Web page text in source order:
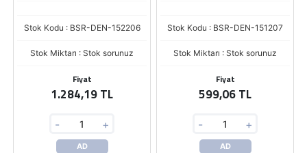
Stok Kodu : BSR-DEN-152206
Stok Miktarı : Stok sorunuz
Fiyat
1.284,19 TL
- +
AD
Stok Kodu : BSR-DEN-151207
Stok Miktarı : Stok sorunuz
Fiyat
599,06 TL
- +
AD